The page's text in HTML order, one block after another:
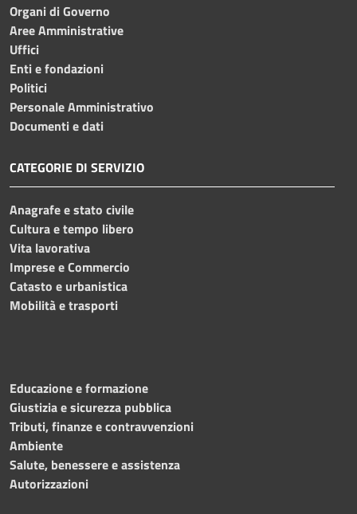
Organi di Governo
Aree Amministrative
Uffici
Enti e fondazioni
Politici
Personale Amministrativo
Documenti e dati
CATEGORIE DI SERVIZIO
Anagrafe e stato civile
Cultura e tempo libero
Vita lavorativa
Imprese e Commercio
Catasto e urbanistica
Mobilità e trasporti
Educazione e formazione
Giustizia e sicurezza pubblica
Tributi, finanze e contravvenzioni
Ambiente
Salute, benessere e assistenza
Autorizzazioni